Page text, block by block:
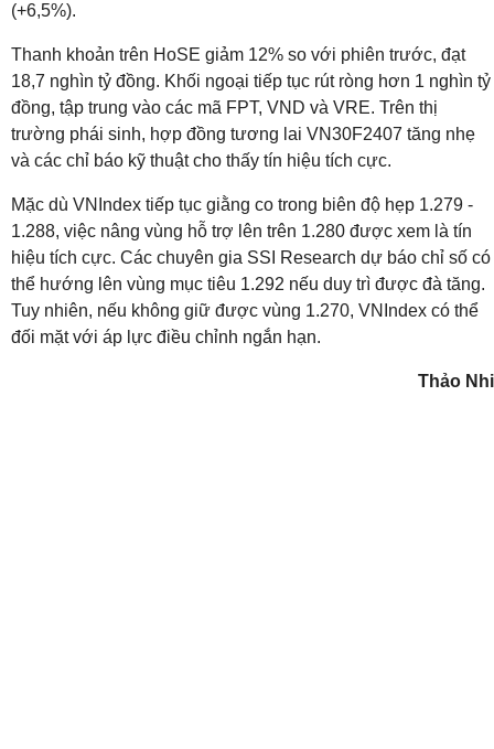
(+6,5%).
Thanh khoản trên HoSE giảm 12% so với phiên trước, đạt
18,7 nghìn tỷ đồng. Khối ngoại tiếp tục rút ròng hơn 1 nghìn tỷ
đồng, tập trung vào các mã FPT, VND và VRE. Trên thị
trường phái sinh, hợp đồng tương lai VN30F2407 tăng nhẹ
và các chỉ báo kỹ thuật cho thấy tín hiệu tích cực.
Mặc dù VNIndex tiếp tục giằng co trong biên độ hẹp 1.279 -
1.288, việc nâng vùng hỗ trợ lên trên 1.280 được xem là tín
hiệu tích cực. Các chuyên gia SSI Research dự báo chỉ số có
thể hướng lên vùng mục tiêu 1.292 nếu duy trì được đà tăng.
Tuy nhiên, nếu không giữ được vùng 1.270, VNIndex có thể
đối mặt với áp lực điều chỉnh ngắn hạn.
Thảo Nhi